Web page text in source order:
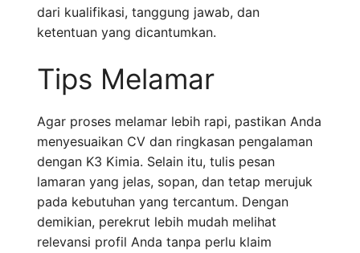
dari kualifikasi, tanggung jawab, dan
ketentuan yang dicantumkan.
Tips Melamar
Agar proses melamar lebih rapi, pastikan Anda
menyesuaikan CV dan ringkasan pengalaman
dengan K3 Kimia. Selain itu, tulis pesan
lamaran yang jelas, sopan, dan tetap merujuk
pada kebutuhan yang tercantum. Dengan
demikian, perekrut lebih mudah melihat
relevansi profil Anda tanpa perlu klaim